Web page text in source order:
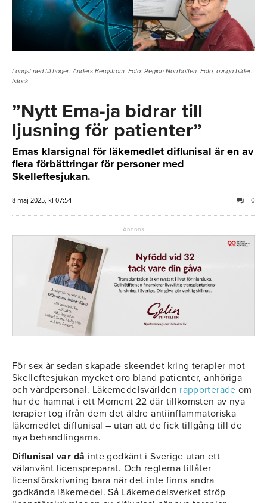
Längst ned till höger: Anders Bergström. Foto: Region Norrbotten. Foto, övriga bilder:
Istock
”Nytt Ema-ja bidrar till
ljusning för patienter”
Emas klarsignal för läkemedlet diflunisal är en av
flera förbättringar för personer med
Skelleftesjukan.
8 maj 2025, kl 07:54 0
Annons
För sex år sedan skapade skeendet kring terapier mot
Skelleftesjukan mycket oro bland patienter, anhöriga
och vårdpersonal. Läkemedelsvärlden rapporterade om
hur de hamnat i ett Moment 22 där tillkomsten av nya
terapier tog ifrån dem det äldre antiinflammatoriska
läkemedlet diflunisal – utan att de fick tillgång till de
nya behandlingarna.
Diflunisal var då inte godkänt i Sverige utan ett
välanvänt licenspreparat. Och reglerna tillåter
licensförskrivning bara när det inte finns andra
godkända läkemedel. Så Läkemedelsverket ströp